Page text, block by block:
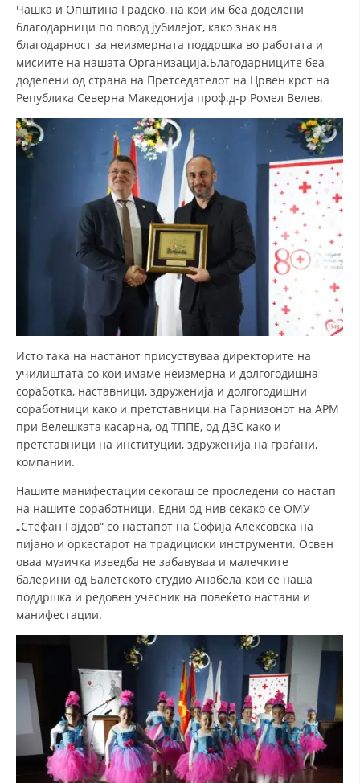
РАКОВОДЕН ОДБОР
СОБРАНИЕ
СТРУКТУРА И ОРГАНИЗАЦИОНА ПОСТАВЕНОСТ
ДИСЕМИНАЦИЈА
MЕЃУНАРОДНО ХУМАНИТАРНО ПРАВО
ПРОМОЦИЈА НА ХУМАНИ ВРЕДНОСТИ
УПОТРЕБА И ЗАШТИТА НА АМБЛЕМОТ
СОЦИЈАЛНО ХУМАНИТАРНА ДЕЈНОСТ
КАКО ДА ДОНИРАТЕ
ПОДГОТВЕНОСТ И ДЕЈСТВО ПРИ КАТАСТРОФИ
ТИМОВИ НА ООЦК
ПРОЕКТИ – ПОДГОТВЕНОСТ И ДЕЈСТВУВАЊЕ ПРИ КАТАСТРОФИ
ОДНОСИ СО ЈАВНОСТ
ИСТРАЖУВАЊЕ НА ЈАВНО МИСЛЕЊЕ
ДОГОВОРИ
ЗНАЧЕЊЕ НА СЛУЖБАТА ЗА БАРАЊЕ
ФОРМУЛАРИ ЗА БАРАЊА
ЗДРАВСТВЕНО ПРЕВЕНТИВНА ДЕЈНОСТ
КРВОДАРИТЕЛСТВО
ИНФОРМАЦИИ ЗА БОЛЕСТИ
МЕНАЏМЕНТ НА ВОЛОНТЕРИ
ЗА НАС
Чашка и Општина Градско, на кои им беа доделени
благодарници по повод јубилејот, како знак на
благодарност за неизмерната поддршка во работата и
мисиите на нашата Организација.Благодарниците беа
доделени од страна на Претседателот на Црвен крст на
Република Северна Македонија проф.д-р Ромел Велев.
Исто така на настанот присуствуваа директорите на
училиштата со кои имаме неизмерна и долгогодишна
соработка, наставници, здруженија и долгогодишни
соработници како и претставници на Гарнизонот на АРМ
при Велешката касарна, од ТППЕ, од ДЗС како и
претставници на институции, здруженија на граѓани,
компании.
Нашите манифестации секогаш се проследени со настап
на нашите соработници. Едни од нив секако се ОМУ
„Стефан Гајдов“ со настапот на Софија Алексовска на
пијано и оркестарот на традициски инструменти. Освен
оваа музичка изведба не забавуваа и малечките
балерини од Балетското студио Анабела кои се наша
поддршка и редовен учесник на повеќето настани и
манифестации.